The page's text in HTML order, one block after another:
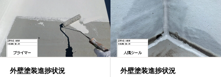
外壁塗装進捗状況 外壁塗装進捗状況
会社案内
お問い合わせ